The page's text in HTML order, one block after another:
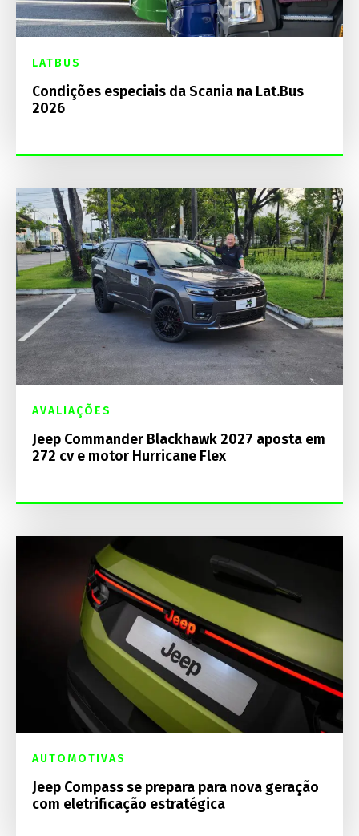
LATBUS
Condições especiais da Scania na Lat.Bus
2026
AVALIAÇÕES
Jeep Commander Blackhawk 2027 aposta em
272 cv e motor Hurricane Flex
AUTOMOTIVAS
Jeep Compass se prepara para nova geração
com eletrificação estratégica